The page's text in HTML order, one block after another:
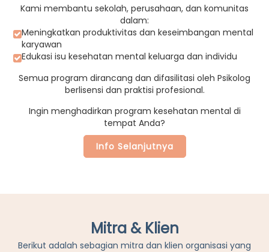
Kami membantu sekolah, perusahaan, dan komunitas
dalam:
Meningkatkan produktivitas dan keseimbangan mental
karyawan
Edukasi isu kesehatan mental keluarga dan individu
Semua program dirancang dan difasilitasi oleh Psikolog
berlisensi dan praktisi profesional.
Ingin menghadirkan program kesehatan mental di
tempat Anda?
Info Selanjutnya
Mitra & Klien
Berikut adalah sebagian mitra dan klien organisasi yang